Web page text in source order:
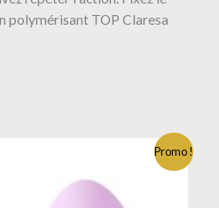
polymérisant TOP Claresa
Promo !